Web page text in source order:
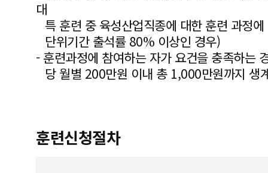
대
특 훈련 중 육성산업직종에 대한 훈련 과정
단위기간 출석률 80% 이상인 경우)
- 훈련과정에 참여하는 자가 요건을 충족하는
당 월별 200만원 이내 총 1,000만원까지 생
훈련신청절차